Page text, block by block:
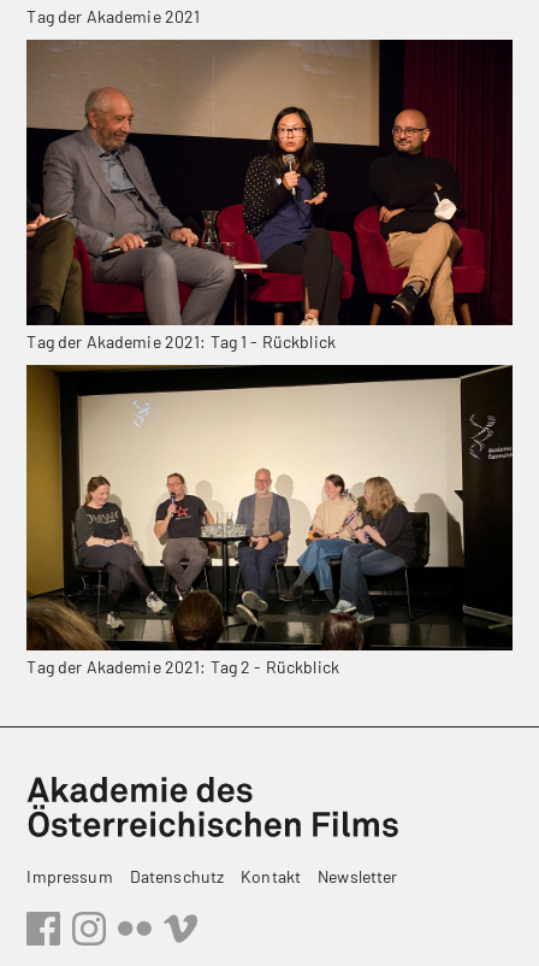
Tag der Akademie 2021
Tag der Akademie 2021: Tag 1 - Rückblick
Tag der Akademie 2021: Tag 2 - Rückblick
Impressum Datenschutz Kontakt Newsletter